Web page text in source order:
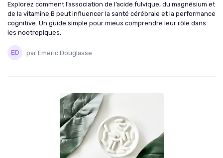
Explorez comment l’association de l’acide fulvique, du magnésium et
de la vitamine B peut influencer la santé cérébrale et la performance
cognitive. Un guide simple pour mieux comprendre leur rôle dans
les nootropiques.
par Emeric Douglasse